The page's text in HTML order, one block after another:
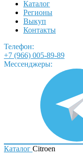
Каталог
Регионы
Выкуп
Контакты
Телефон:
+7 (966) 005-89-89
Мессенджеры:
Каталог Citroen